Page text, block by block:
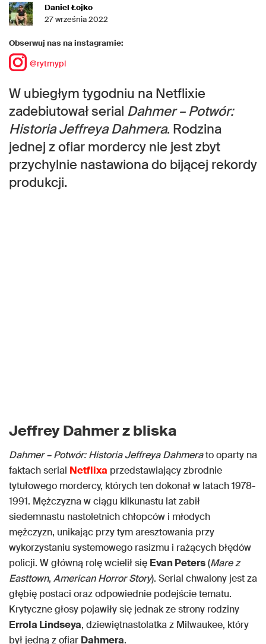
Daniel Łojko
27 września 2022
Obserwuj nas na instagramie:
@rytmypl
W ubiegłym tygodniu na Netflixie
zadebiutował serial Dahmer – Potwór:
Historia Jeffreya Dahmera. Rodzina
jednej z ofiar mordercy nie jest zbyt
przychylnie nastawiona do bijącej rekordy
produkcji.
Jeffrey Dahmer z bliska
Dahmer – Potwór: Historia Jeffreya Dahmerato oparty na
faktach serial Netflixa przedstawiający zbrodnie
tytułowego mordercy, których ten dokonał w latach 1978-
1991. Mężczyzna w ciągu kilkunastu lat zabił
siedemnastu nastoletnich chłopców i młodych
mężczyzn, unikając przy tym aresztowania przy
wykorzystaniu systemowego rasizmu i rażących błędów
policji. W główną rolę wcielił się Evan Peters(Mare z
Easttown, American Horror Story). Serial chwalony jest za
głębię postaci oraz odpowiednie podejście tematu.
Krytyczne głosy pojawiły się jednak ze strony rodziny
Errola Lindseya, dziewiętnastolatka z Milwaukee, który
był jedną z ofiar Dahmera.